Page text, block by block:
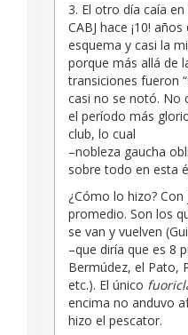
3. El otro día caía
CABJ hace ¡10!
esquema y casi la
porque más allá de
transiciones fueron
casi no se notó. No
el período más
club, lo cual
–nobleza gaucha
sobre todo en esta
¿Cómo lo hizo?
promedio. Son los
se van y vuelven
–que diría que es 8
Bermúdez, el Pato,
etc.). El único
encima no anduvo
hizo el pescator.